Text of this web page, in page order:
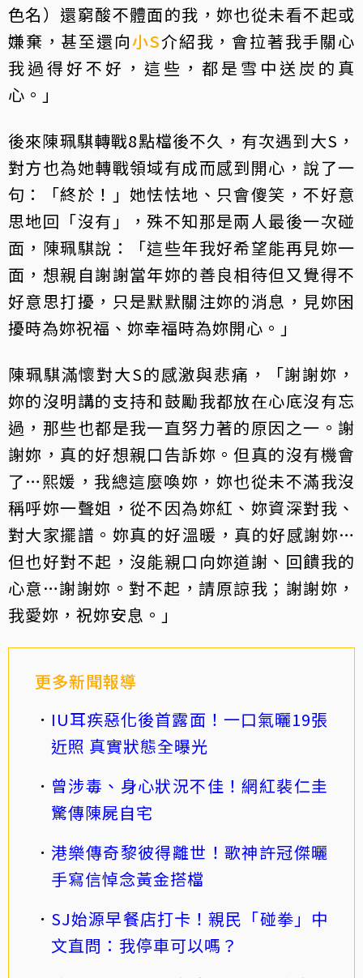
色名）還窮酸不體面的我，妳也從未看不起或
嫌棄，甚至還向小S介紹我，會拉著我手關心
我過得好不好，這些，都是雪中送炭的真
心。」
後來陳珮騏轉戰8點檔後不久，有次遇到大S，
對方也為她轉戰領域有成而感到開心，說了一
句：「終於！」她怯怯地、只會傻笑，不好意
思地回「沒有」，殊不知那是兩人最後一次碰
面，陳珮騏說：「這些年我好希望能再見妳一
面，想親自謝謝當年妳的善良相待但又覺得不
好意思打擾，只是默默關注妳的消息，見妳困
擾時為妳祝福、妳幸福時為妳開心。」
陳珮騏滿懷對大S的感激與悲痛，「謝謝妳，
妳的沒明講的支持和鼓勵我都放在心底沒有忘
過，那些也都是我一直努力著的原因之一。謝
謝妳，真的好想親口告訴妳。但真的沒有機會
了…熙媛，我總這麼喚妳，妳也從未不滿我沒
稱呼妳一聲姐，從不因為妳紅、妳資深對我、
對大家擺譜。妳真的好溫暖，真的好感謝妳…
但也好對不起，沒能親口向妳道謝、回饋我的
心意…謝謝妳。對不起，請原諒我；謝謝妳，
我愛妳，祝妳安息。」
更多新聞報導
IU耳疾惡化後首露面！一口氣曬19張
近照 真實狀態全曝光
曾涉毒、身心狀況不佳！網紅裴仁圭
驚傳陳屍自宅
港樂傳奇黎彼得離世！歌神許冠傑曬
手寫信悼念黃金搭檔
SJ始源早餐店打卡！親民「碰拳」中
文直問：我停車可以嗎？